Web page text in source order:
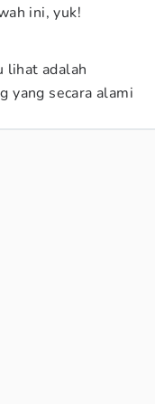
ini, yuk!
lihat adalah
yang secara alami